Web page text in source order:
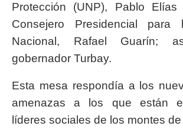
Protección (UNP), Pablo Elías
Consejero Presidencial para
Nacional, Rafael Guarín;
gobernador Turbay.
Esta mesa respondía a los
amenazas a los que están
líderes sociales de los montes